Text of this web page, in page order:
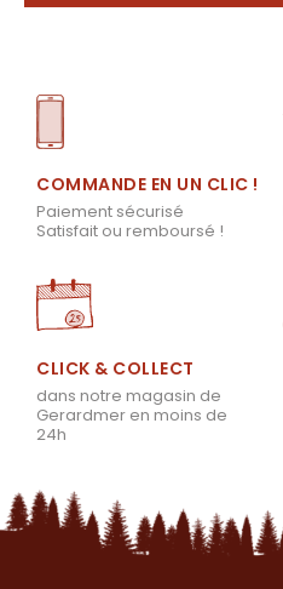
COMMANDE EN UN CLIC !
Paiement sécurisé
Satisfait ou remboursé !
CLICK & COLLECT
dans notre magasin de
Gerardmer en moins de
24h